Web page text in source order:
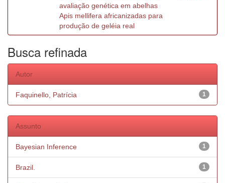
avaliação genética em abelhas
Apis mellifera africanizadas para
produção de geléia real
Busca refinada
Autor
1
Faquinello, Patrícia
Assunto
1
Bayesian Inference
1
Brazil.